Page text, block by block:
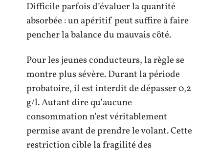
Difficile parfois d’évaluer la quantité
absorbée : un apéritif peut suffire à faire
pencher la balance du mauvais côté.
Pour les jeunes conducteurs, la règle se
montre plus sévère. Durant la période
probatoire, il est interdit de dépasser 0,2
g/l. Autant dire qu’aucune
consommation n’est véritablement
permise avant de prendre le volant. Cette
restriction cible la fragilité des